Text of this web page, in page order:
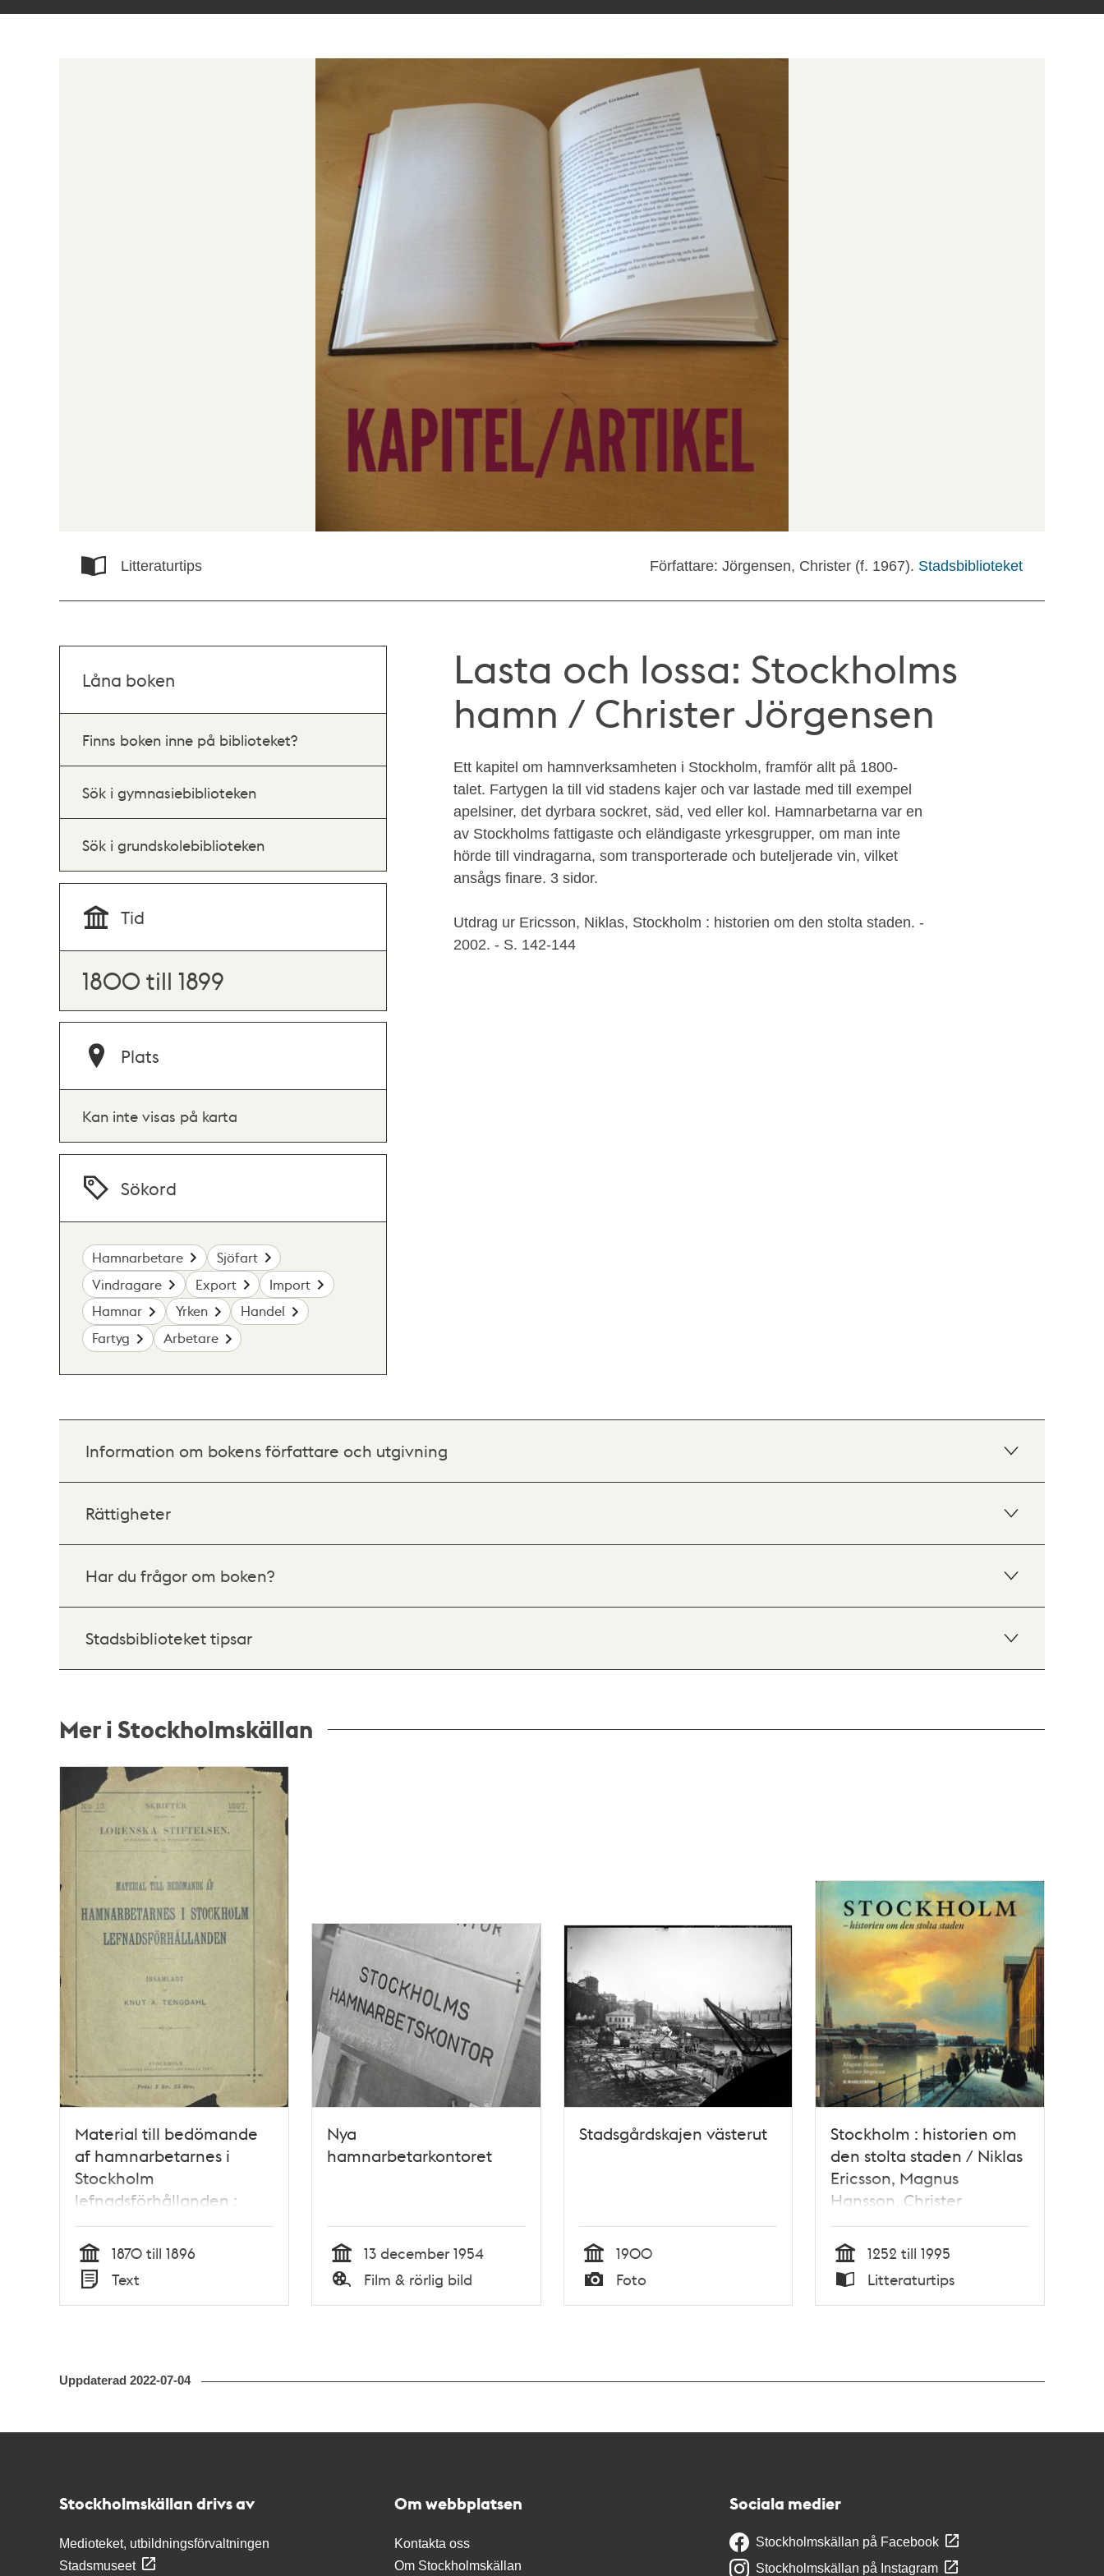
Litteraturtips Författare: Jörgensen, Christer (f. 1967). Stadsbiblioteket
Lasta och lossa: Stockholms
hamn / Christer Jörgensen
Ett kapitel om hamnverksamheten i Stockholm, framför allt på 1800-
talet. Fartygen la till vid stadens kajer och var lastade med till exempel
apelsiner, det dyrbara sockret, säd, ved eller kol. Hamnarbetarna var en
av Stockholms fattigaste och eländigaste yrkesgrupper, om man inte
hörde till vindragarna, som transporterade och buteljerade vin, vilket
ansågs finare. 3 sidor.
Utdrag ur Ericsson, Niklas, Stockholm : historien om den stolta staden. -
2002. - S. 142-144
Låna boken
Finns boken inne på biblioteket?
Sök i gymnasiebiblioteken
Sök i grundskolebiblioteken
Tid
1800 till 1899
Plats
Kan inte visas på karta
Sökord
Hamnarbetare
Sjöfart
Vindragare
Export
Import
Hamnar
Yrken
Handel
Fartyg
Arbetare
Information om bokens författare och utgivning
Rättigheter
Har du frågor om boken?
Stadsbiblioteket tipsar
Mer i Stockholmskällan
Relaterade
poster
och
Material till bedömande
af hamnarbetarnes i
Stockholm
lefnadsförhållanden :
insamladt / af Knut A.
Tengdahl
Tid
1870 till 1896
Typ
Text
Nya
hamnarbetarkontoret
Tid
13 december 1954
Typ
Film & rörlig bild
Stadsgårdskajen västerut
Tid
1900
Typ
Foto
Stockholm : historien om
den stolta staden / Niklas
Ericsson, Magnus
Hansson, Christer
Jörgensen
Tid
1252 till 1995
Typ
Litteraturtips
Uppdaterad 2022-07-04
Stockholmskällan drivs av
Medioteket, utbildningsförvaltningen
Stadsmuseet
Om webbplatsen
Kontakta oss
Om Stockholmskällan
Sociala medier
Stockholmskällan på Facebook
Stockholmskällan på Instagram